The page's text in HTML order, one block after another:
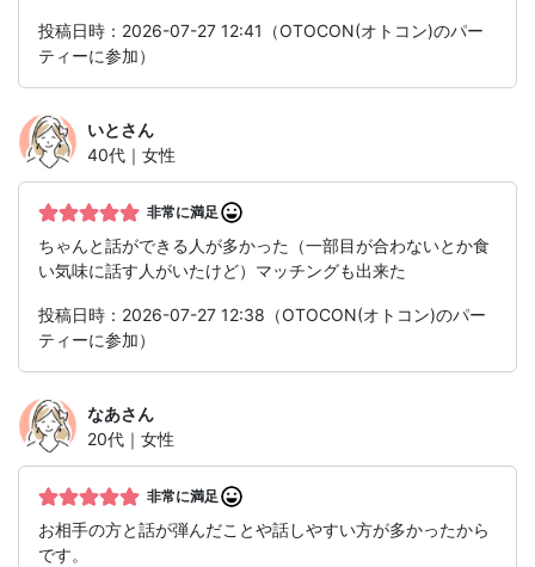
投稿日時：2026-07-27 12:41（OTOCON(オトコン)のパー
ティーに参加）
いとさん
40代｜女性
非常に満足
ちゃんと話ができる人が多かった（一部目が合わないとか食
い気味に話す人がいたけど）マッチングも出来た
投稿日時：2026-07-27 12:38（OTOCON(オトコン)のパー
ティーに参加）
なあさん
20代｜女性
非常に満足
お相手の方と話が弾んだことや話しやすい方が多かったから
です。